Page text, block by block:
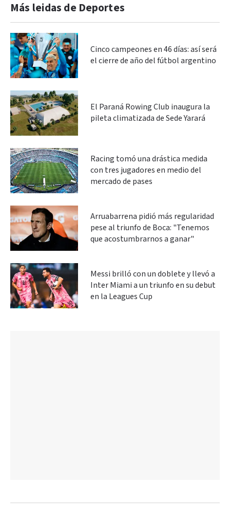
Más leidas de Deportes
Cinco campeones en 46 días: así será
el cierre de año del fútbol argentino
El Paraná Rowing Club inaugura la
pileta climatizada de Sede Yarará
Racing tomó una drástica medida
con tres jugadores en medio del
mercado de pases
Arruabarrena pidió más regularidad
pese al triunfo de Boca: "Tenemos
que acostumbrarnos a ganar"
Messi brilló con un doblete y llevó a
Inter Miami a un triunfo en su debut
en la Leagues Cup